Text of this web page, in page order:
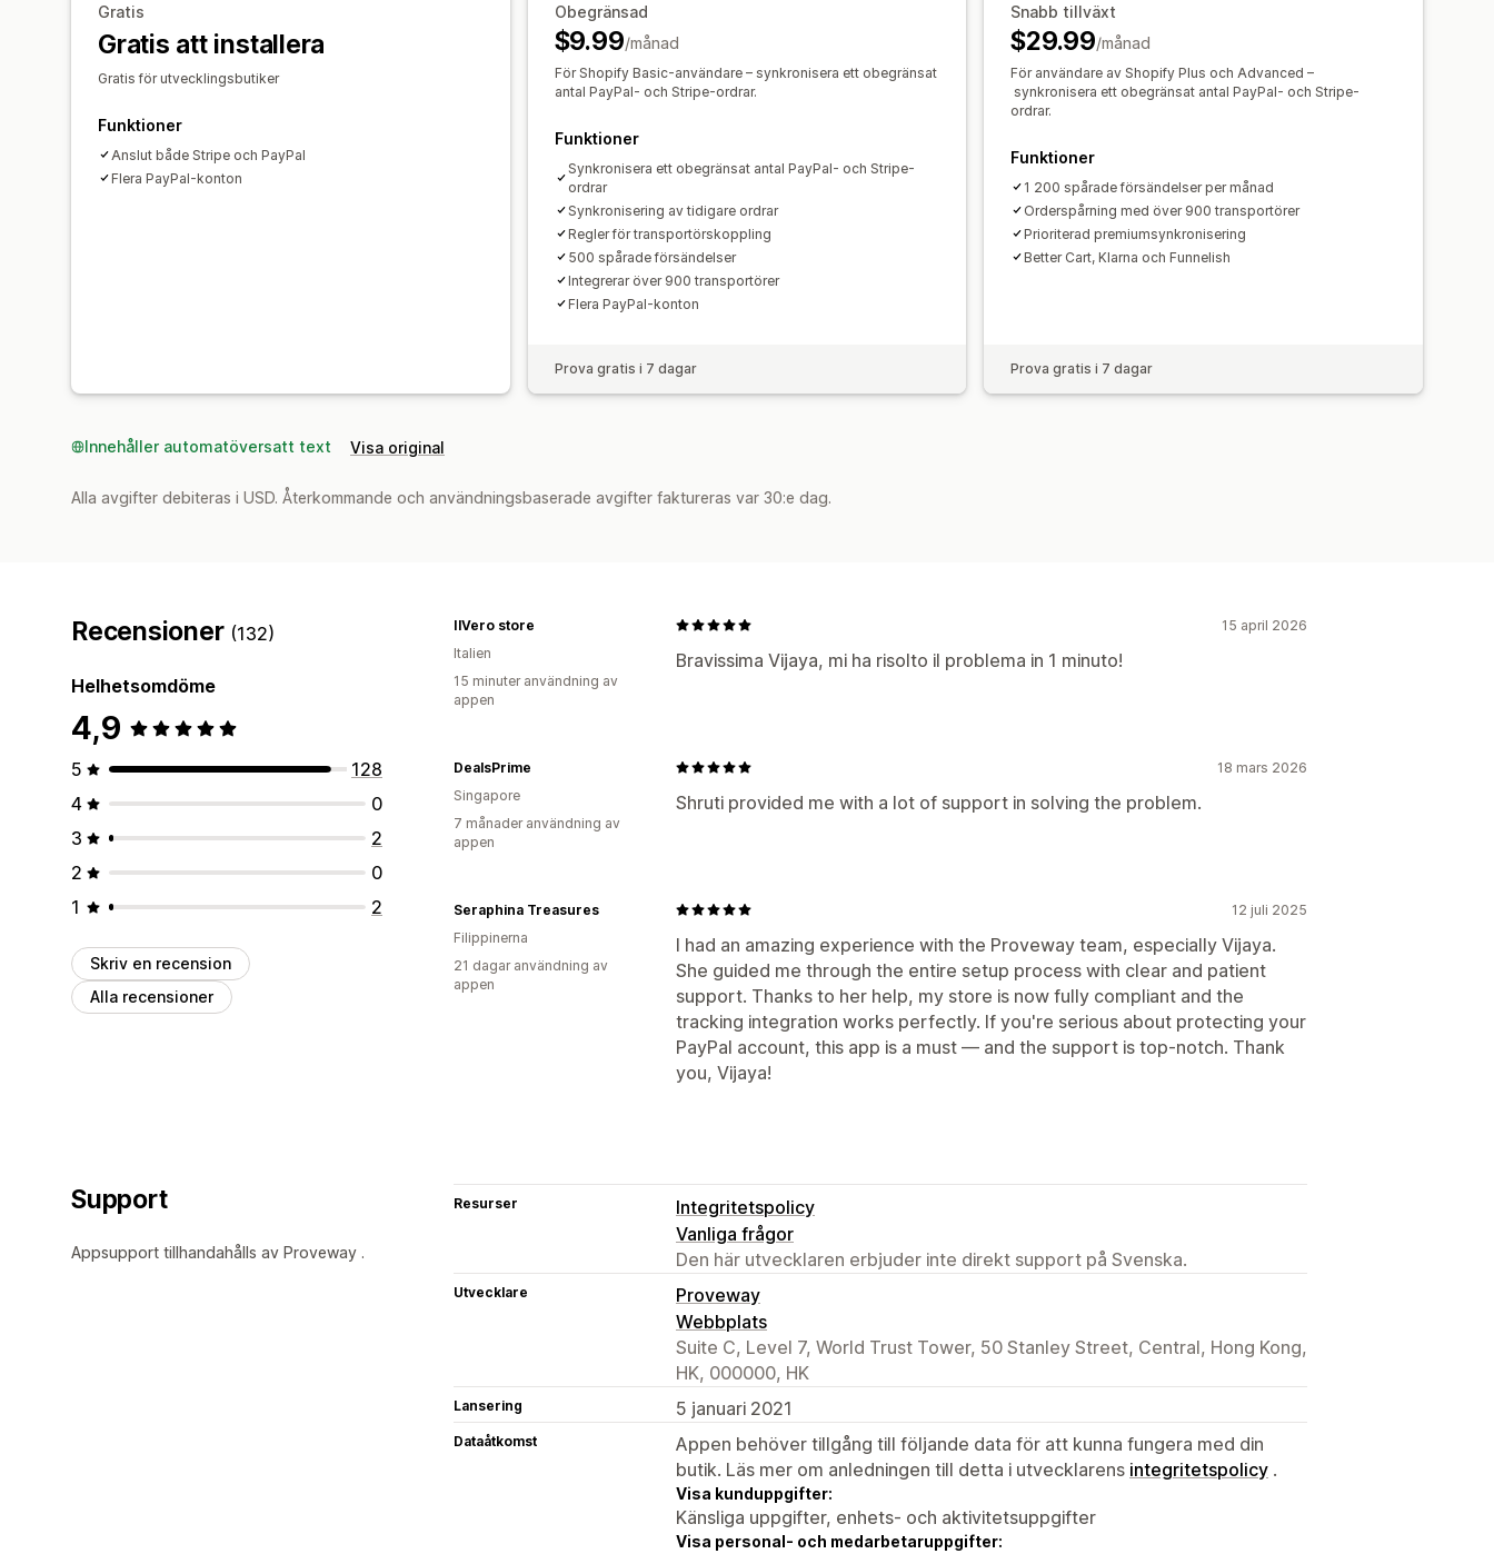
Gratis
Gratis att installera
Gratis för utvecklingsbutiker
Funktioner
Anslut både Stripe och PayPal
Flera PayPal-konton
Obegränsad
$9.99/månad
För Shopify Basic-användare – synkronisera ett obegränsat
antal PayPal- och Stripe-ordrar.
Funktioner
Synkronisera ett obegränsat antal PayPal- och Stripe-
ordrar
Synkronisering av tidigare ordrar
Regler för transportörskoppling
500 spårade försändelser
Integrerar över 900 transportörer
Flera PayPal-konton
Prova gratis i 7 dagar
Snabb tillväxt
$29.99/månad
För användare av Shopify Plus och Advanced –
synkronisera ett obegränsat antal PayPal- och Stripe-
ordrar.
Funktioner
1 200 spårade försändelser per månad
Orderspårning med över 900 transportörer
Prioriterad premiumsynkronisering
Better Cart, Klarna och Funnelish
Prova gratis i 7 dagar
Innehåller automatöversatt text Visa original
Alla avgifter debiteras i USD. Återkommande och användningsbaserade avgifter faktureras var 30:e dag.
Recensioner (132)
Helhetsomdöme
4,9
5
128
4
0
3
2
2
0
1
2
Skriv en recension
Alla recensioner
15 april 2026
Bravissima Vijaya, mi ha risolto il problema in 1 minuto!
IlVero store
Italien
15 minuter användning av
appen
18 mars 2026
Shruti provided me with a lot of support in solving the problem.
DealsPrime
Singapore
7 månader användning av
appen
12 juli 2025
I had an amazing experience with the Proveway team, especially Vijaya.
She guided me through the entire setup process with clear and patient
support. Thanks to her help, my store is now fully compliant and the
tracking integration works perfectly. If you're serious about protecting your
PayPal account, this app is a must — and the support is top-notch. Thank
you, Vijaya!
Seraphina Treasures
Filippinerna
21 dagar användning av
appen
Support
Appsupport tillhandahålls av Proveway .
Resurser
Integritetspolicy
Vanliga frågor
Den här utvecklaren erbjuder inte direkt support på Svenska.
Utvecklare
Proveway
Webbplats
Suite C, Level 7, World Trust Tower, 50 Stanley Street, Central, Hong Kong,
HK, 000000, HK
Lansering 5 januari 2021
Dataåtkomst
Appen behöver tillgång till följande data för att kunna fungera med din
butik. Läs mer om anledningen till detta i utvecklarens integritetspolicy .
Visa kunduppgifter:
Känsliga uppgifter, enhets- och aktivitetsuppgifter
Visa personal- och medarbetaruppgifter: